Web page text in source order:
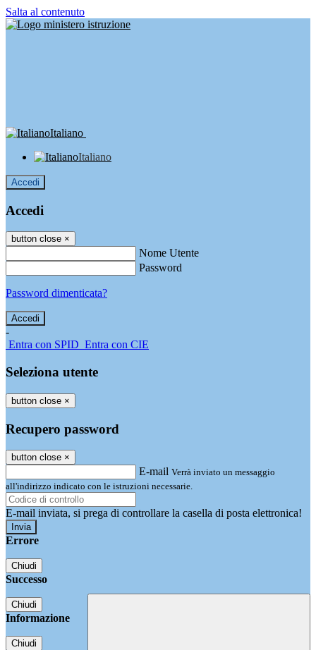
Salta al contenuto
Italiano
Italiano
Accedi
Accedi
button close ×
Nome Utente
Password
Password dimenticata?
-
Entra con SPID Entra con CIE
Seleziona utente
button close ×
Recupero password
button close ×
E-mail Verrà inviato un messaggio
all'indirizzo indicato con le istruzioni necessarie.
E-mail inviata, si prega di controllare la casella di posta elettronica!
Errore
Chiudi
Successo
Chiudi
Informazione
Chiudi